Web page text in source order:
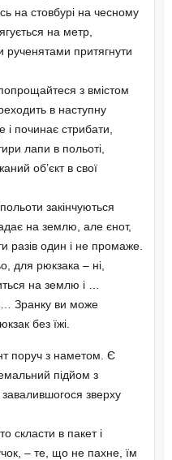
на стовбурі на чесному
на метр,
притягнути
з вмістом
в наступну
і починає стрибати,
лапи в польоті,
об’єкт в свої
закінчуються
на землю, але єнот,
разів один і не промаже.
для рюкзака – ні,
на землю і …
Зранку ви може
без їжі.
поруч з наметом. Є
підйом з
зверху
скласти в пакет і
– те, що не пахне, їм